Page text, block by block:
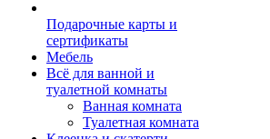
Подарочные карты и
сертификаты
Мебель
Всё для ванной и
туалетной комнаты
Ванная комната
Туалетная комната